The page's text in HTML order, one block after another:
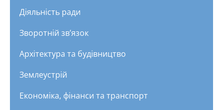
Діяльність ради
Зворотній зв’язок
Архітектура та будівництво
Землеустрій
Економіка, фінанси та транспорт